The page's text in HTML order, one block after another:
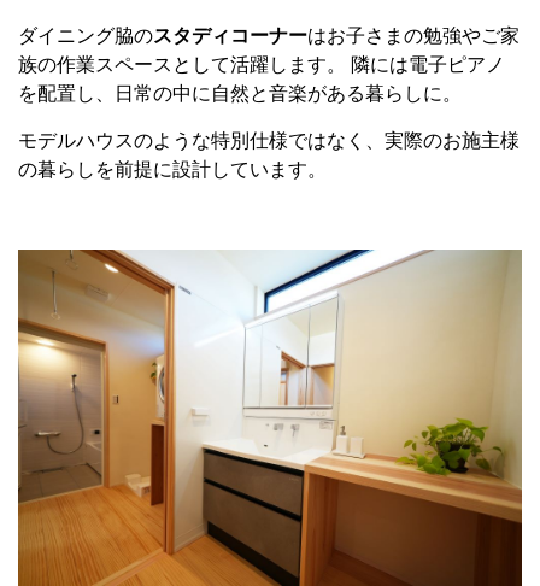
ダイニング脇のスタディコーナーはお子さまの勉強やご家
族の作業スペースとして活躍します。 隣には電子ピアノ
を配置し、日常の中に自然と音楽がある暮らしに。
モデルハウスのような特別仕様ではなく、実際のお施主様
の暮らしを前提に設計しています。